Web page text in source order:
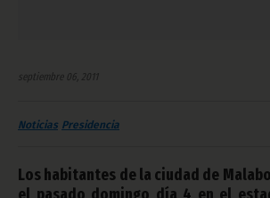
septiembre 06, 2011
Noticias Presidencia
Los habitantes de la ciudad de
el pasado domingo día 4 en el